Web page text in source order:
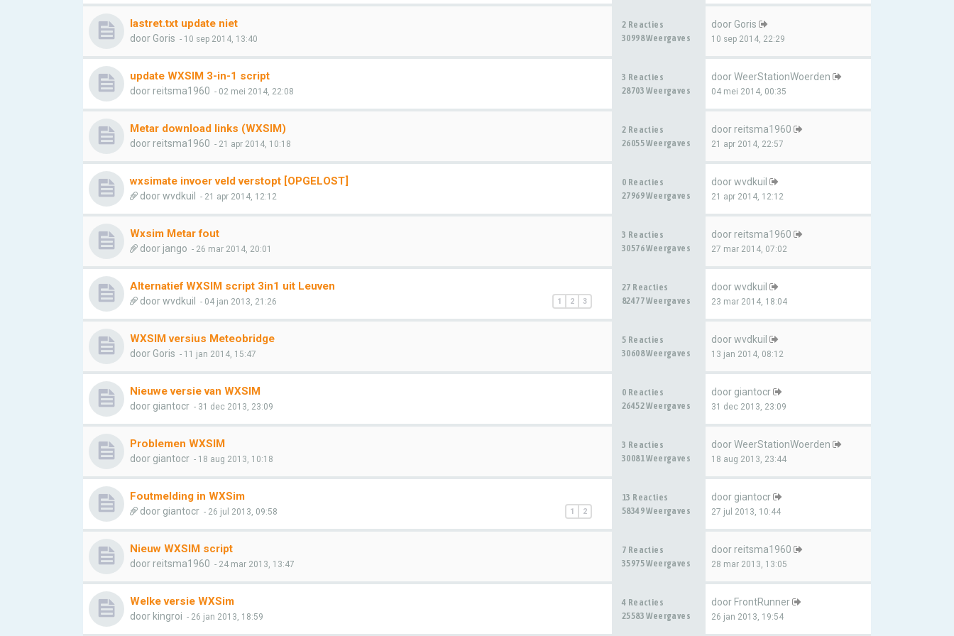
lastret.txt update niet
door Goris - 10 sep 2014, 13:40
2 Reacties
30998 Weergaves
door Goris
10 sep 2014, 22:29
update WXSIM 3-in-1 script
doorreitsma1960 - 02 mei 2014, 22:08
3 Reacties
28703 Weergaves
doorWeerStationWoerden
04 mei 2014, 00:35
Metar download links (WXSIM)
door reitsma1960 - 21 apr 2014, 10:18
2 Reacties
26055 Weergaves
door reitsma1960
21 apr 2014, 22:57
wxsimate invoer veld verstopt [OPGELOST]
doorwvdkuil - 21 apr 2014, 12:12
0 Reacties
27969 Weergaves
doorwvdkuil
21 apr 2014, 12:12
Wxsim Metar fout
door jango - 26 mar 2014, 20:01
3 Reacties
30576 Weergaves
door reitsma1960
27 mar 2014, 07:02
Alternatief WXSIM script 3in1 uit Leuven
1 2 3
doorwvdkuil - 04 jan 2013, 21:26
27 Reacties
82477 Weergaves
doorwvdkuil
23 mar 2014, 18:04
WXSIM versius Meteobridge
door Goris - 11 jan 2014, 15:47
5 Reacties
30608 Weergaves
doorwvdkuil
13 jan 2014, 08:12
Nieuwe versie van WXSIM
door giantocr - 31 dec 2013, 23:09
0 Reacties
26452 Weergaves
door giantocr
31 dec 2013, 23:09
Problemen WXSIM
door giantocr - 18 aug 2013, 10:18
3 Reacties
30081 Weergaves
doorWeerStationWoerden
18 aug 2013, 23:44
Foutmelding in WXSim
1 2
door giantocr - 26 jul 2013, 09:58
13 Reacties
58349 Weergaves
door giantocr
27 jul 2013, 10:44
Nieuw WXSIM script
door reitsma1960 - 24 mar 2013, 13:47
7 Reacties
35975 Weergaves
door reitsma1960
28 mar 2013, 13:05
Welke versie WXSim
door kingroi - 26 jan 2013, 18:59
4 Reacties
25583 Weergaves
door FrontRunner
26 jan 2013, 19:54